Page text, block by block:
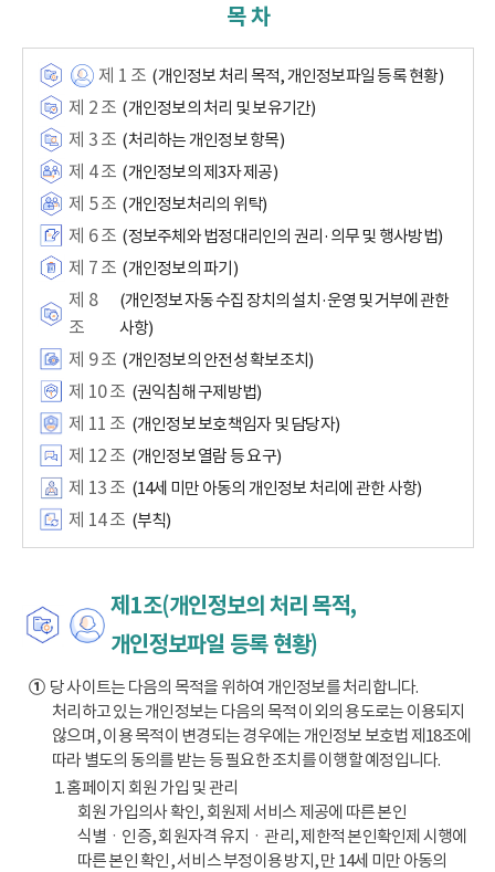
목 차
제 1 조 (개인정보 처리 목적, 개인정보파일 등록 현황)
제 2 조 (개인정보의 처리 및 보유기간)
제 3 조 (처리하는 개인정보 항목)
제 4 조 (개인정보의 제3자 제공)
제 5 조 (개인정보처리의 위탁)
제 6 조 (정보주체와 법정대리인의 권리·의무 및 행사방법)
제 7 조 (개인정보의 파기)
제 8
조
(개인정보 자동 수집 장치의 설치·운영 및 거부에 관한
사항)
제 9 조 (개인정보의 안전성 확보조치)
제 10 조 (권익침해 구제방법)
제 11 조 (개인정보 보호책임자 및 담당자)
제 12 조 (개인정보 열람 등 요구)
제 13 조 (14세 미만 아동의 개인정보 처리에 관한 사항)
제 14 조 (부칙)
제1조(개인정보의 처리 목적,
개인정보파일 등록 현황)
①당 사이트는 다음의 목적을 위하여 개인정보를 처리합니다.
처리하고 있는 개인정보는 다음의 목적 이외의 용도로는 이용되지
않으며, 이용 목적이 변경되는 경우에는 개인정보 보호법 제18조에
따라 별도의 동의를 받는 등 필요한 조치를 이행할 예정입니다.
1. 홈페이지 회원 가입 및 관리
회원 가입의사 확인, 회원제 서비스 제공에 따른 본인
식별ㆍ인증, 회원자격 유지ㆍ관리, 제한적 본인확인제 시행에
따른 본인 확인, 서비스 부정이용 방지, 만 14세 미만 아동의